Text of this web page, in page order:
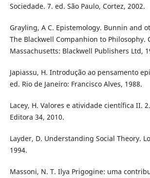
Sociedade. 7. ed. São Paulo, Cortez, 2002.
Grayling, A C. Epistemology. Bunnin and
The Blackwell Companhion to Philosophy.
Massachusetts: Blackwell Publishers Ltd,
Japiassu, H. Introdução ao pensamento
ed. Rio de Janeiro: Francisco Alves, 1988.
Lacey, H. Valores e atividade científica II.
Editora 34, 2010.
Layder, D. Understanding Social Theory.
1994.
Massoni, N. T. Ilya Prigogine: uma